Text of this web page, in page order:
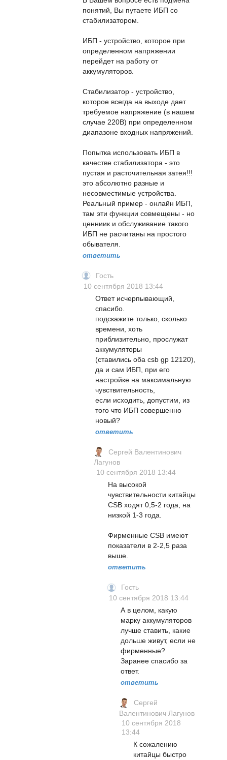
понятий, Вы путаете ИБП со
стабилизатором.
ИБП - устройство, которое при
определенном напряжении
перейдет на работу от
аккумуляторов.
Стабилизатор - устройство,
которое всегда на выходе дает
требуемое напряжение (в нашем
случае 220В) при определенном
диапазоне входных напряжений.
Попытка использовать ИБП в
качестве стабилизатора - это
пустая и расточительная затея!!!
это абсолютно разные и
несовместимые устройства.
Реальный пример - онлайн ИБП,
там эти функции совмещены - но
ценниик и обслуживание такого
ИБП не расчитаны на простого
обывателя.
ответить
Гость
10 сентября 2018 13:44
Ответ исчерпывающий,
спасибо.
подскажите только, сколько
времени, хоть
приблизительно, прослужат
аккумуляторы
(ставились оба csb gp 12120),
да и сам ИБП, при его
настройке на максимальную
чувствительность,
если исходить, допустим, из
того что ИБП совершенно
новый?
ответить
Сергей Валентинович
Лагунов
10 сентября 2018 13:44
На высокой
чувствительности китайцы
CSB ходят 0,5-2 года, на
низкой 1-3 года.
Фирменные CSB имеют
показатели в 2-2,5 раза
выше.
ответить
Гость
10 сентября 2018 13:44
А в целом, какую
марку аккумуляторов
лучше ставить, какие
дольше живут, если не
фирменные?
Заранее спасибо за
ответ.
ответить
Сергей
Валентинович Лагунов
10 сентября 2018
13:44
К сожалению
китайцы быстро